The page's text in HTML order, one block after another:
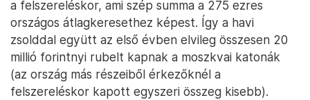
a felszereléskor, ami szép summa a 275 ezres
országos átlagkeresethez képest. Így a havi
zsolddal együtt az első évben elvileg összesen 20
millió forintnyi rubelt kapnak a moszkvai katonák
(az ország más részeiből érkezőknél a
felszereléskor kapott egyszeri összeg kisebb).